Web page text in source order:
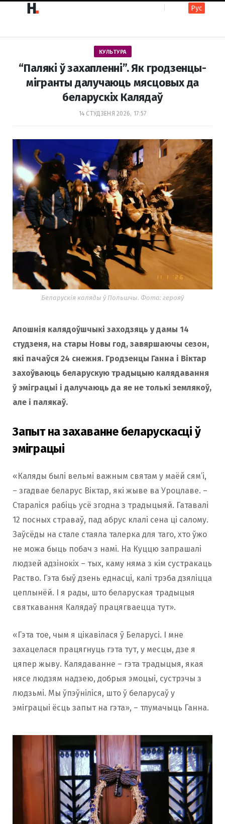
c
b
o
o
k
s
g
r
Рус
КУЛЬТУРА
“Палякі ў захапленні”. Як гродзенцы-
мігранты далучаюць мясцовых да
беларускіх Калядаў
14 СТУДЗЕНЯ 2026, 17:57
Беларускія каляды ў Польшчы. Фота: герояў
Апошнія калядоўшчыкі заходзяць у дамы 14
студзеня, на стары Новы год, завяршаючы сезон,
які пачаўся 24 снежня. Гродзенцы Ганна і Віктар
захоўваюць беларускую традыцыю калядавання
ў эміграцыі і далучаюць да яе не толькі землякоў,
але і палякаў.
Запыт на захаванне беларускасці ў
эміграцыі
«Каляды былі вельмі важным святам у маёй сям’і,
– згадвае беларус Віктар, які жыве ва Уроцлаве. –
Стараліся рабіць усё згодна з традыцыяй. Гатавалі
12 посных страваў, пад абрус клалі сена ці салому.
Заўсёды на стале стаяла талерка для таго, хто ўжо
не можа быць побач з намі. На Куццю запрашалі
людзей адзінокіх – тых, каму няма з кім сустракаць
Раство. Гэта быў дзень еднасці, калі трэба дзяліцца
цеплынёй. І я рады, што беларуская традыцыя
святкавання Калядаў працягваецца тут».
«Гэта тое, чым я цікавілася ў Беларусі. І мне
захацелася працягнуць гэта тут, у месцы, дзе я
цяпер жыву. Калядаванне – гэта традыцыя, якая
нясе людзям надзею, добрыя эмоцыі, сустрэчы з
людзьмі. Мы ўпэўніліся, што ў беларусаў у
эміграцыі ёсць запыт на гэта», – тлумачыць Ганна.